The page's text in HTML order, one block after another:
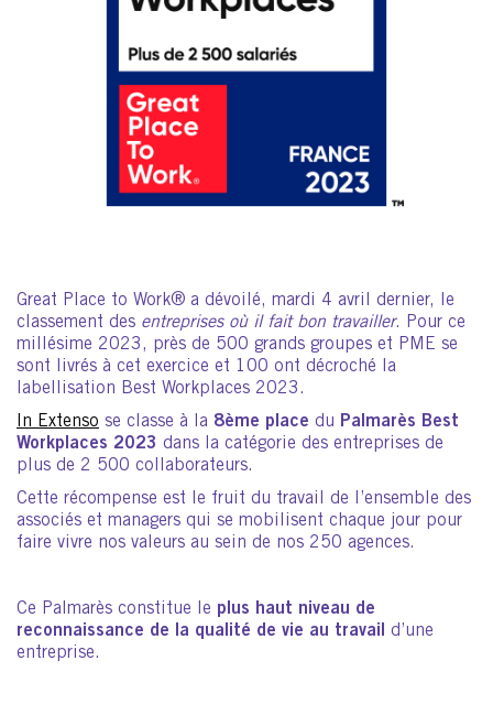
Great Place to Work® a dévoilé, mardi 4 avril dernier, le
classement des entreprises où il fait bon travailler. Pour ce
millésime 2023, près de 500 grands groupes et PME se
sont livrés à cet exercice et 100 ont décroché la
labellisation Best Workplaces 2023.
In Extenso se classe à la 8ème place du Palmarès Best
Workplaces 2023 dans la catégorie des entreprises de
plus de 2 500 collaborateurs.
Cette récompense est le fruit du travail de l’ensemble des
associés et managers qui se mobilisent chaque jour pour
faire vivre nos valeurs au sein de nos 250 agences.
Ce Palmarès constitue le plus haut niveau de
reconnaissance de la qualité de vie au travail d’une
entreprise.